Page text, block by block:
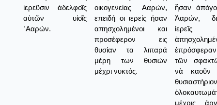
ἱερεῦσιν ἀδελφοῖς
αὐτῶν υἱοῖς
᾿Ααρών.
οικογενείας Ααρών,
επειδή οι ιερείς ήσαν
απησχολημένοι και
προσέφερον εις
θυσίαν τα λιπαρά
μέρη των θυσιών
μέχρι νυκτός.
ἦσαν
Ἀαρών,
ἱερεῖς
ἐπρόσφεραν
τῶν
νὰ καοῦν
μέχρις